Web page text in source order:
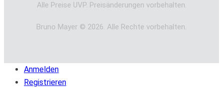
Alle Preise UVP. Preisänderungen vorbehalten.
Bruno Mayer © 2026. Alle Rechte vorbehalten.
Anmelden
Registrieren